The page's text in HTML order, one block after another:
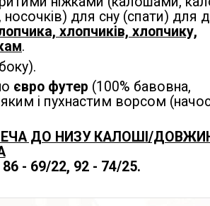
для сну (спати) для
хлопчиків, хлопчику,
.
євро футер (100% бавовна,
і пухнастим ворсом
ДО НИЗУ КАЛОШІ/
- 69/22, 92 - 74/25.